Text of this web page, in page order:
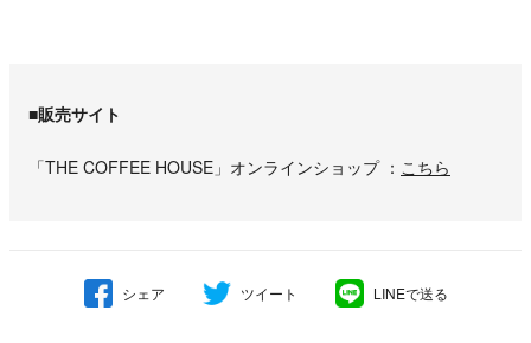
■販売サイト
「THE COFFEE HOUSE」オンラインショップ こちら
シェア ツイート LINEで送る